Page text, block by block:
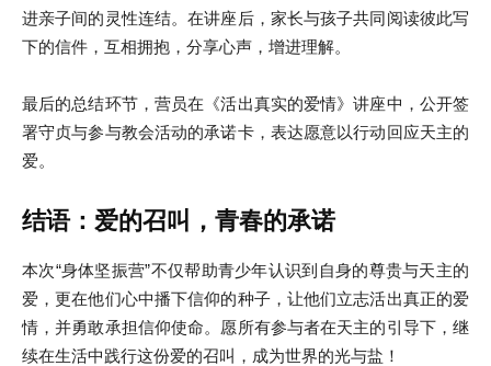
进亲子间的灵性连结。在讲座后，家长与孩子共同阅读彼此写
下的信件，互相拥抱，分享心声，增进理解。
最后的总结环节，营员在《活出真实的爱情》讲座中，公开签
署守贞与参与教会活动的承诺卡，表达愿意以行动回应天主的
爱。
结语：爱的召叫，青春的承诺
本次“身体坚振营”不仅帮助青少年认识到自身的尊贵与天主的
爱，更在他们心中播下信仰的种子，让他们立志活出真正的爱
情，并勇敢承担信仰使命。愿所有参与者在天主的引导下，继
续在生活中践行这份爱的召叫，成为世界的光与盐！